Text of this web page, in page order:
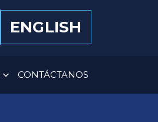
ENGLISH
CONTÁCTANOS